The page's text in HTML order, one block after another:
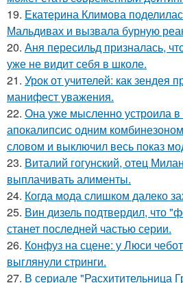
19. Екатерина Климова
Мальдивах и вызвала бурную
20. Аня пересильд призналась,
уже не видит себя в школе.
21. Урок от учителей: как зендея
манифест уважения.
22. Она уже мысленно устроила в
апокалипсис одним
словом и выключил весь показ
23. Виталий гогунский, отец
выплачивать алименты.
24. Когда мода слишком далеко
25. Вин дизель подтвердил, что
станет последней частью серии.
26. Конфуз на сцене: у Люси
выглянули стринги.
27. В сериале "Расхитительница